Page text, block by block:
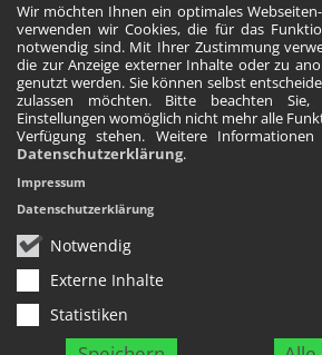
Wir möchten Ihnen ein optimales
verwenden wir Cookies, die für das
notwendig sind. Mit Ihrer Zustimmung
die zur Anzeige externer Inhalte oder zu
genutzt werden. Sie können selbst
zulassen möchten. Bitte beachten
Einstellungen womöglich nicht mehr alle
Verfügung stehen. Weitere
Datenschutzerklärung.
Notwendig
Externe Inhalte
Statistiken
Impressum
Datenschutzerklärung